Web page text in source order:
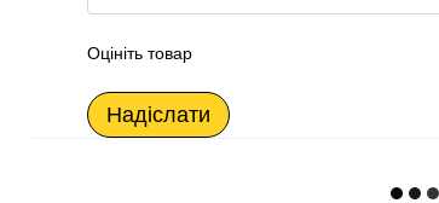
Оцініть товар
Надіслати